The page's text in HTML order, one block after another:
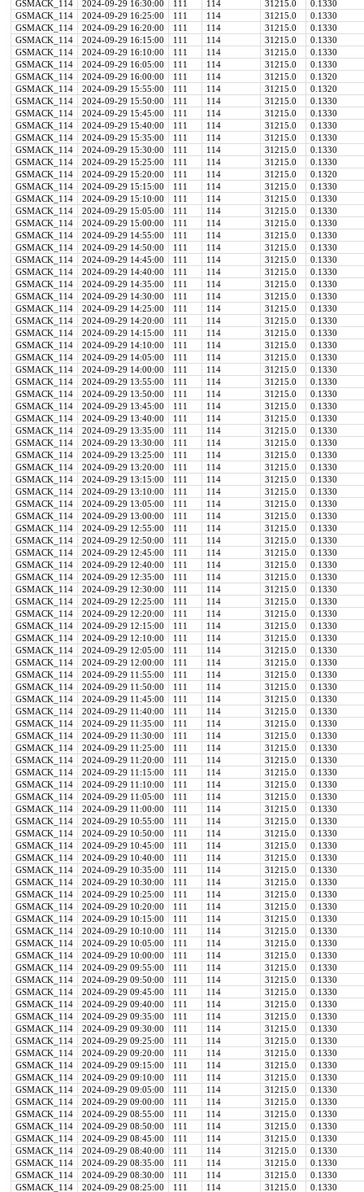
GSMACK_114
2024-09-29 16:30:00 111 114 31215.0
0.1330
GSMACK_114
2024-09-29 16:25:00 111 114 31215.0
0.1330
GSMACK_114
2024-09-29 16:20:00 111 114 31215.0
0.1330
GSMACK_114
2024-09-29 16:15:00 111 114 31215.0
0.1330
GSMACK_114
2024-09-29 16:10:00 111 114 31215.0
0.1330
GSMACK_114
2024-09-29 16:05:00 111 114 31215.0
0.1330
GSMACK_114
2024-09-29 16:00:00 111 114 31215.0
0.1320
GSMACK_114
2024-09-29 15:55:00 111 114 31215.0
0.1320
GSMACK_114
2024-09-29 15:50:00 111 114 31215.0
0.1330
GSMACK_114
2024-09-29 15:45:00 111 114 31215.0
0.1330
GSMACK_114
2024-09-29 15:40:00 111 114 31215.0
0.1330
GSMACK_114
2024-09-29 15:35:00 111 114 31215.0
0.1330
GSMACK_114
2024-09-29 15:30:00 111 114 31215.0
0.1330
GSMACK_114
2024-09-29 15:25:00 111 114 31215.0
0.1330
GSMACK_114
2024-09-29 15:20:00 111 114 31215.0
0.1320
GSMACK_114
2024-09-29 15:15:00 111 114 31215.0
0.1330
GSMACK_114
2024-09-29 15:10:00 111 114 31215.0
0.1330
GSMACK_114
2024-09-29 15:05:00 111 114 31215.0
0.1330
GSMACK_114
2024-09-29 15:00:00 111 114 31215.0
0.1330
GSMACK_114
2024-09-29 14:55:00 111 114 31215.0
0.1330
GSMACK_114
2024-09-29 14:50:00 111 114 31215.0
0.1330
GSMACK_114
2024-09-29 14:45:00 111 114 31215.0
0.1330
GSMACK_114
2024-09-29 14:40:00 111 114 31215.0
0.1330
GSMACK_114
2024-09-29 14:35:00 111 114 31215.0
0.1330
GSMACK_114
2024-09-29 14:30:00 111 114 31215.0
0.1330
GSMACK_114
2024-09-29 14:25:00 111 114 31215.0
0.1330
GSMACK_114
2024-09-29 14:20:00 111 114 31215.0
0.1330
GSMACK_114
2024-09-29 14:15:00 111 114 31215.0
0.1330
GSMACK_114
2024-09-29 14:10:00 111 114 31215.0
0.1330
GSMACK_114
2024-09-29 14:05:00 111 114 31215.0
0.1330
GSMACK_114
2024-09-29 14:00:00 111 114 31215.0
0.1330
GSMACK_114
2024-09-29 13:55:00 111 114 31215.0
0.1330
GSMACK_114
2024-09-29 13:50:00 111 114 31215.0
0.1330
GSMACK_114
2024-09-29 13:45:00 111 114 31215.0
0.1330
GSMACK_114
2024-09-29 13:40:00 111 114 31215.0
0.1330
GSMACK_114
2024-09-29 13:35:00 111 114 31215.0
0.1330
GSMACK_114
2024-09-29 13:30:00 111 114 31215.0
0.1330
GSMACK_114
2024-09-29 13:25:00 111 114 31215.0
0.1330
GSMACK_114
2024-09-29 13:20:00 111 114 31215.0
0.1330
GSMACK_114
2024-09-29 13:15:00 111 114 31215.0
0.1330
GSMACK_114
2024-09-29 13:10:00 111 114 31215.0
0.1330
GSMACK_114
2024-09-29 13:05:00 111 114 31215.0
0.1330
GSMACK_114
2024-09-29 13:00:00 111 114 31215.0
0.1330
GSMACK_114
2024-09-29 12:55:00 111 114 31215.0
0.1330
GSMACK_114
2024-09-29 12:50:00 111 114 31215.0
0.1330
GSMACK_114
2024-09-29 12:45:00 111 114 31215.0
0.1330
GSMACK_114
2024-09-29 12:40:00 111 114 31215.0
0.1330
GSMACK_114
2024-09-29 12:35:00 111 114 31215.0
0.1330
GSMACK_114
2024-09-29 12:30:00 111 114 31215.0
0.1330
GSMACK_114
2024-09-29 12:25:00 111 114 31215.0
0.1330
GSMACK_114
2024-09-29 12:20:00 111 114 31215.0
0.1330
GSMACK_114
2024-09-29 12:15:00 111 114 31215.0
0.1330
GSMACK_114
2024-09-29 12:10:00 111 114 31215.0
0.1330
GSMACK_114
2024-09-29 12:05:00 111 114 31215.0
0.1330
GSMACK_114
2024-09-29 12:00:00 111 114 31215.0
0.1330
GSMACK_114
2024-09-29 11:55:00 111 114 31215.0
0.1330
GSMACK_114
2024-09-29 11:50:00 111 114 31215.0
0.1330
GSMACK_114
2024-09-29 11:45:00 111 114 31215.0
0.1330
GSMACK_114
2024-09-29 11:40:00 111 114 31215.0
0.1330
GSMACK_114
2024-09-29 11:35:00 111 114 31215.0
0.1330
GSMACK_114
2024-09-29 11:30:00 111 114 31215.0
0.1330
GSMACK_114
2024-09-29 11:25:00 111 114 31215.0
0.1330
GSMACK_114
2024-09-29 11:20:00 111 114 31215.0
0.1330
GSMACK_114
2024-09-29 11:15:00 111 114 31215.0
0.1330
GSMACK_114
2024-09-29 11:10:00 111 114 31215.0
0.1330
GSMACK_114
2024-09-29 11:05:00 111 114 31215.0
0.1330
GSMACK_114
2024-09-29 11:00:00 111 114 31215.0
0.1330
GSMACK_114
2024-09-29 10:55:00 111 114 31215.0
0.1330
GSMACK_114
2024-09-29 10:50:00 111 114 31215.0
0.1330
GSMACK_114
2024-09-29 10:45:00 111 114 31215.0
0.1330
GSMACK_114
2024-09-29 10:40:00 111 114 31215.0
0.1330
GSMACK_114
2024-09-29 10:35:00 111 114 31215.0
0.1330
GSMACK_114
2024-09-29 10:30:00 111 114 31215.0
0.1330
GSMACK_114
2024-09-29 10:25:00 111 114 31215.0
0.1330
GSMACK_114
2024-09-29 10:20:00 111 114 31215.0
0.1330
GSMACK_114
2024-09-29 10:15:00 111 114 31215.0
0.1330
GSMACK_114
2024-09-29 10:10:00 111 114 31215.0
0.1330
GSMACK_114
2024-09-29 10:05:00 111 114 31215.0
0.1330
GSMACK_114
2024-09-29 10:00:00 111 114 31215.0
0.1330
GSMACK_114
2024-09-29 09:55:00 111 114 31215.0
0.1330
GSMACK_114
2024-09-29 09:50:00 111 114 31215.0
0.1330
GSMACK_114
2024-09-29 09:45:00 111 114 31215.0
0.1330
GSMACK_114
2024-09-29 09:40:00 111 114 31215.0
0.1330
GSMACK_114
2024-09-29 09:35:00 111 114 31215.0
0.1330
GSMACK_114
2024-09-29 09:30:00 111 114 31215.0
0.1330
GSMACK_114
2024-09-29 09:25:00 111 114 31215.0
0.1330
GSMACK_114
2024-09-29 09:20:00 111 114 31215.0
0.1330
GSMACK_114
2024-09-29 09:15:00 111 114 31215.0
0.1330
GSMACK_114
2024-09-29 09:10:00 111 114 31215.0
0.1330
GSMACK_114
2024-09-29 09:05:00 111 114 31215.0
0.1330
GSMACK_114
2024-09-29 09:00:00 111 114 31215.0
0.1330
GSMACK_114
2024-09-29 08:55:00 111 114 31215.0
0.1330
GSMACK_114
2024-09-29 08:50:00 111 114 31215.0
0.1330
GSMACK_114
2024-09-29 08:45:00 111 114 31215.0
0.1330
GSMACK_114
2024-09-29 08:40:00 111 114 31215.0
0.1330
GSMACK_114
2024-09-29 08:35:00 111 114 31215.0
0.1330
GSMACK_114
2024-09-29 08:30:00 111 114 31215.0
0.1330
GSMACK_114
2024-09-29 08:25:00 111 114 31215.0 0.1330